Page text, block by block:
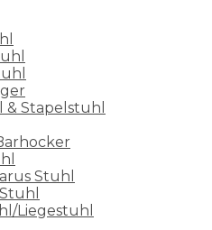
Stapelstuhl
Stuhl
Liegestuhl